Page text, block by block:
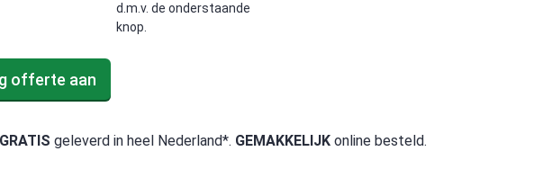
d.m.v. de onderstaande
knop.
offerte aan
GRATIS geleverd in heel Nederland*. GEMAKKELIJKonline besteld.